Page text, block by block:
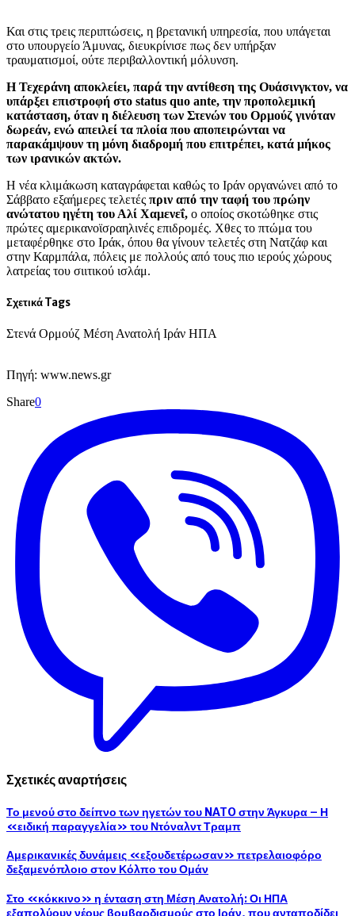
Και στις τρεις περιπτώσεις, η βρετανική υπηρεσία, που υπάγεται
στο υπουργείο Άμυνας, διευκρίνισε πως δεν υπήρξαν
τραυματισμοί, ούτε περιβαλλοντική μόλυνση.
Η Τεχεράνη αποκλείει, παρά την αντίθεση της Ουάσινγκτον, να
υπάρξει επιστροφή στο status quo ante, την προπολεμική
κατάσταση, όταν η διέλευση των Στενών του Ορμούζ γινόταν
δωρεάν, ενώ απειλεί τα πλοία που αποπειρώνται να
παρακάμψουν τη μόνη διαδρομή που επιτρέπει, κατά μήκος
των ιρανικών ακτών.
Η νέα κλιμάκωση καταγράφεται καθώς το Ιράν οργανώνει από το
Σάββατο εξαήμερες τελετές πριν από την ταφή του πρώην
ανώτατου ηγέτη του Αλί Χαμενεΐ, ο οποίος σκοτώθηκε στις
πρώτες αμερικανοϊσραηλινές επιδρομές. Χθες το πτώμα του
μεταφέρθηκε στο Ιράκ, όπου θα γίνουν τελετές στη Νατζάφ και
στην Καρμπάλα, πόλεις με πολλούς από τους πιο ιερούς χώρους
λατρείας του σιιτικού ισλάμ.
Σχετικά Tags
Στενά Ορμούζ Μέση Ανατολή Ιράν ΗΠΑ
Πηγή: www.news.gr
Share0
Σχετικές αναρτήσεις
Το μενού στο δείπνο των ηγετών του NATO στην Άγκυρα – Η
«ειδική παραγγελία» του Ντόναλντ Τραμπ
Αμερικανικές δυνάμεις «εξουδετέρωσαν» πετρελαιοφόρο
δεξαμενόπλοιο στον Κόλπο του Ομάν
Στο «κόκκινο» η ένταση στη Μέση Ανατολή: Οι ΗΠΑ
εξαπολύουν νέους βομβαρδισμούς στο Ιράν, που ανταποδίδει